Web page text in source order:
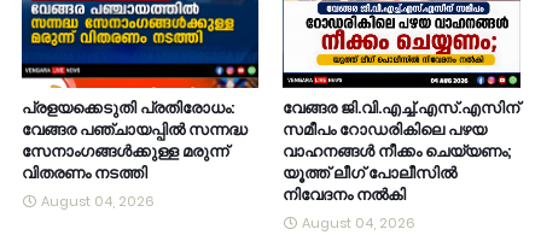
പ്രളയക്കെടുതി പ്രതിരോധം:
വേങ്ങര പഞ്ചായപ്പിൽ സന്നദ്ധ
സേനാംഗങ്ങൾക്കുള്ള മരുന്ന്
വിതരണം നടത്തി
August 04, 2026
വേങ്ങര ജി.വി.എച്ച്.എസ്.എസിന്
സമീപം റോഡരികിലെ പഴയ
വാഹനങ്ങൾ നീക്കം ചെയ്യണം;
യൂത്ത് ലീഗ് പോലീസിൽ
നിവേദനം നൽകി
August 04, 2026